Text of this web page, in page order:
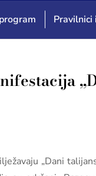
Pravilnici
„Dani